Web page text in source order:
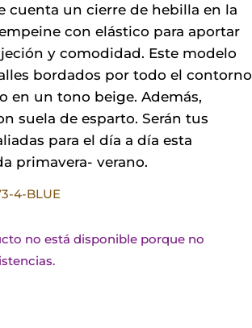
cuenta un cierre de hebilla en la
con elástico para aportar
y comodidad. Este modelo
bordados por todo el contorno
en un tono beige. Además,
suela de esparto. Serán tus
para el día a día esta
primavera- verano.
4-BLUE
no está disponible porque no